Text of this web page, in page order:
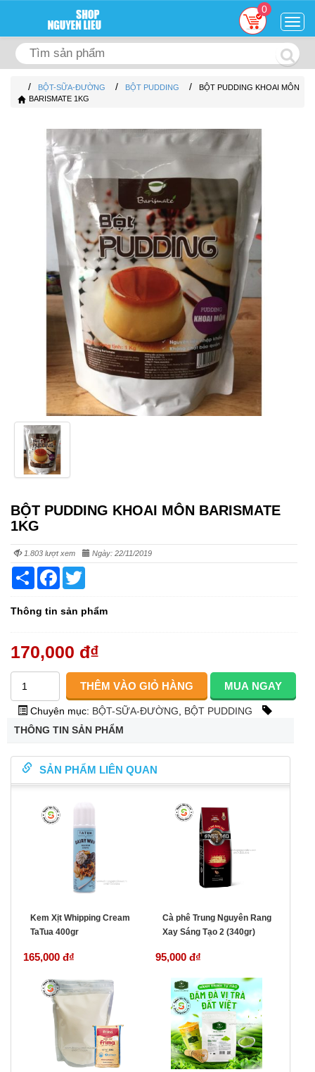
0
/ BỘT-SỮA-ĐƯỜNG / BỘT PUDDING /
BỘT PUDDING KHOAI MÔN
BARISMATE 1KG
BỘT PUDDING KHOAI MÔN BARISMATE
1KG
1.803 lượt xem Ngày: 22/11/2019
Share Facebook
Thông tin sản phẩm
170,000 đ₫
Chuyên mục: BỘT-SỮA-ĐƯỜNG
BỘT PUDDING
THÔNG TIN SẢN PHẨM
SẢN PHẨM LIÊN QUAN
Kem Xịt Whipping Cream
TaTua 400gr
165,000 đ₫
Cà phê Trung Nguyên Rang
Xay Sáng Tạo 2 (340gr)
95,000 đ₫